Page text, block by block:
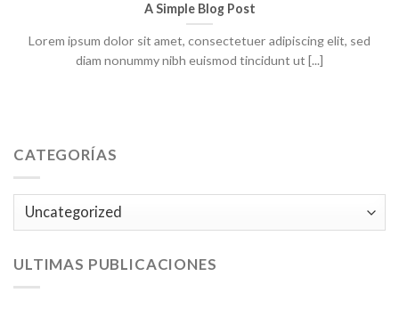
A Simple Blog Post
Lorem ipsum dolor sit amet, consectetuer adipiscing elit, sed
diam nonummy nibh euismod tincidunt ut [...]
CATEGORÍAS
Categorías
ULTIMAS PUBLICACIONES